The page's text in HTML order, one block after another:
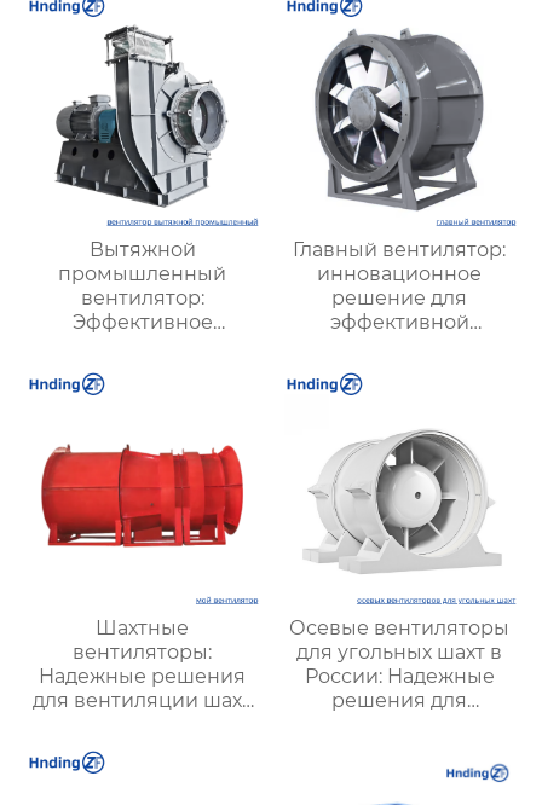
Вытяжной
промышленный
вентилятор:
Эффективное
надежной вентиляции
Главный вентилятор:
инновационное
решение для
эффективной
оптимизации работы
Шахтные
вентиляторы:
Надежные решения
для вентиляции шахт
| Купить с доставкой
Осевые вентиляторы
для угольных шахт в
России: Надежные
решения для
безопасности